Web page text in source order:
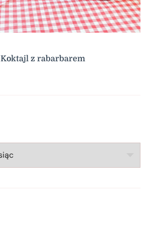
Koktajl z rabarbarem